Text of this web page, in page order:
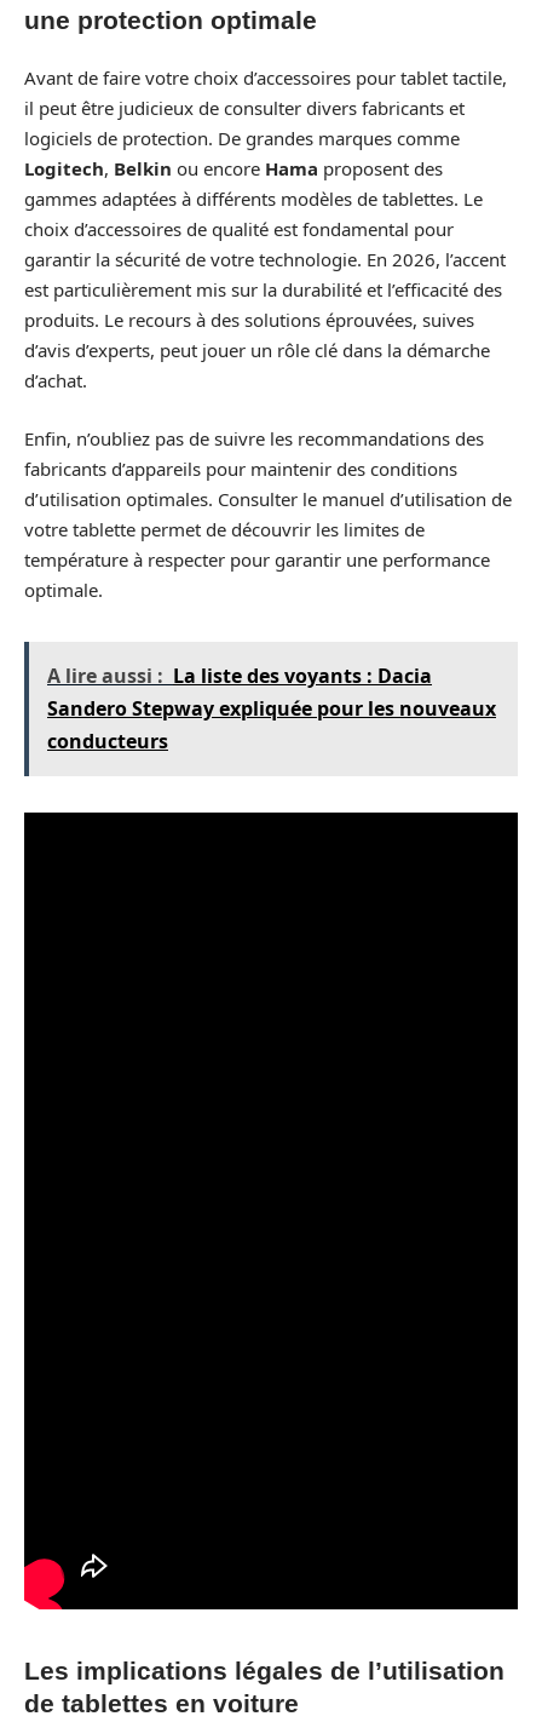
une protection optimale
Avant de faire votre choix d’accessoires pour tablet tactile,
il peut être judicieux de consulter divers fabricants et
logiciels de protection. De grandes marques comme
Logitech, Belkin ou encore Hama proposent des
gammes adaptées à différents modèles de tablettes. Le
choix d’accessoires de qualité est fondamental pour
garantir la sécurité de votre technologie. En 2026, l’accent
est particulièrement mis sur la durabilité et l’efficacité des
produits. Le recours à des solutions éprouvées, suives
d’avis d’experts, peut jouer un rôle clé dans la démarche
d’achat.
Enfin, n’oubliez pas de suivre les recommandations des
fabricants d’appareils pour maintenir des conditions
d’utilisation optimales. Consulter le manuel d’utilisation de
votre tablette permet de découvrir les limites de
température à respecter pour garantir une performance
optimale.
A lire aussi : La liste des voyants : Dacia
Sandero Stepway expliquée pour les nouveaux
conducteurs
Les implications légales de l’utilisation
de tablettes en voiture